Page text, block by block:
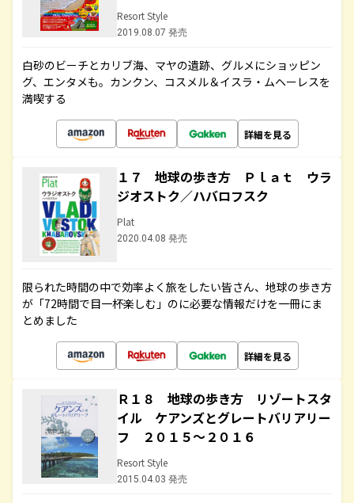
Resort Style
2019.08.07 発売
白砂のビーチとカリブ海、マヤの遺跡、グルメにショッピン
グ、エンタメも。カンクン、コスメル＆イスラ・ムヘーレスを
満喫する
詳細を見る
１７ 地球の歩き方 Ｐｌａｔ ウラ
ジオストク／ハバロフスク
Plat
2020.04.08 発売
限られた時間の中で効率よく旅をしたい皆さん、地球の歩き方
が「72時間で目一杯楽しむ」のに必要な情報だけを一冊にま
とめました
詳細を見る
Ｒ１８ 地球の歩き方 リゾートスタ
イル ケアンズとグレートバリアリー
フ ２０１５～２０１６
Resort Style
2015.04.03 発売